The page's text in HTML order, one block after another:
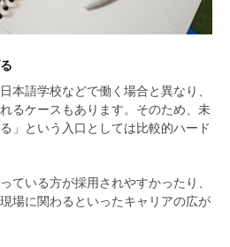
本語学校などで働く場合と異なり、
るケースもあります。そのため、未
」という入口としては比較的ハード
ている方が採用されやすかったり、
場に関わるといったキャリアの広が